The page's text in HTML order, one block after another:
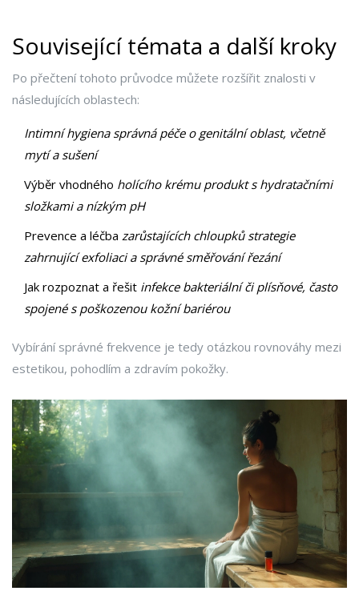
Související témata a další kroky
Po přečtení tohoto průvodce můžete rozšířit znalosti v
následujících oblastech:
Intimní hygiena správná péče o genitální oblast, včetně
mytí a sušení
Výběr vhodného holícího krému produkt s hydratačními
složkami a nízkým pH
Prevence a léčba zarůstajících chloupků strategie
zahrnující exfoliaci a správné směřování řezání
Jak rozpoznat a řešit infekce bakteriální či plísňové, často
spojené s poškozenou kožní bariérou
Vybírání správné frekvence je tedy otázkou rovnováhy mezi
estetikou, pohodlím a zdravím pokožky.